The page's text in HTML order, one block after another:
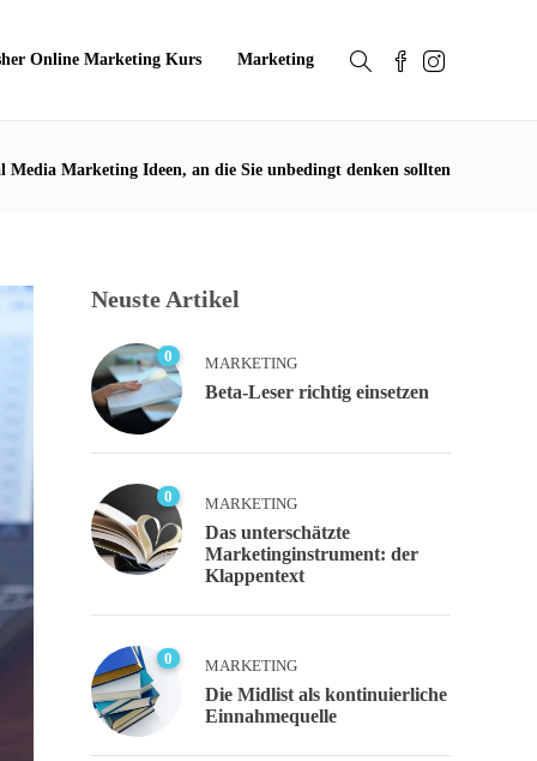
Online Marketing Kurs Marketing
Media Marketing Ideen, an die Sie unbedingt denken sollten
Neuste Artikel
0 MARKETING
Beta-Leser richtig einsetzen
0 MARKETING
Das unterschätzte
Marketinginstrument: der
Klappentext
0 MARKETING
Die Midlist als kontinuierliche
Einnahmequelle